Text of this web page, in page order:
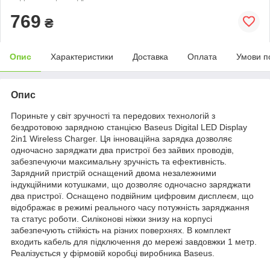
769 ₴
Опис Характеристики Доставка Оплата Умови
Опис
Пориньте у світ зручності та передових технологій з
бездротовою зарядною станцією Baseus Digital LED Display
2in1 Wireless Charger. Ця інноваційна зарядка дозволяє
одночасно заряджати два пристрої без зайвих проводів,
забезпечуючи максимальну зручність та ефективність.
Зарядний пристрій оснащений двома незалежними
індукційними котушками, що дозволяє одночасно заряджати
два пристрої. Оснащено подвійним цифровим дисплеєм, що
відображає в режимі реального часу потужність заряджання
та статус роботи. Силіконові ніжки знизу на корпусі
забезпечують стійкість на різних поверхнях. В комплект
входить кабель для підключення до мережі завдовжки 1 метр.
Реалізується у фірмовій коробці виробника Baseus.